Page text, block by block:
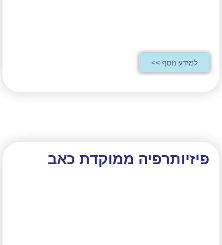
למידע נוסף >>
פיזיותרפיה ממוקדת כאב